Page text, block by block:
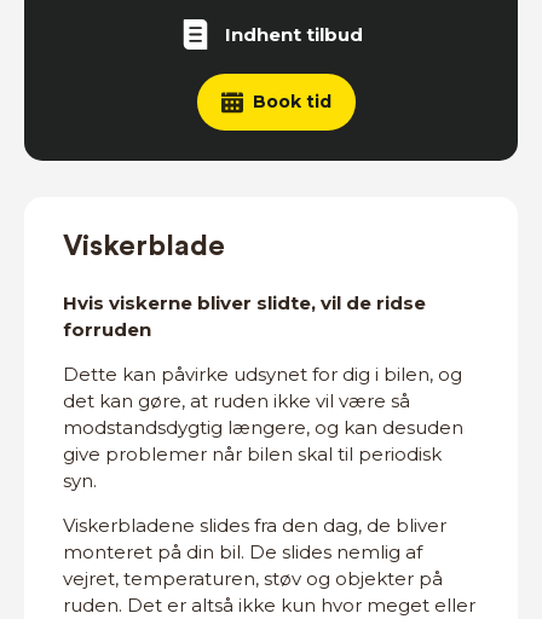
Indhent tilbud
Book tid
Viskerblade
Hvis viskerne bliver slidte, vil de ridse
forruden
Dette kan påvirke udsynet for dig i bilen, og
det kan gøre, at ruden ikke vil være så
modstandsdygtig længere, og kan desuden
give problemer når bilen skal til periodisk
syn.
Viskerbladene slides fra den dag, de bliver
monteret på din bil. De slides nemlig af
vejret, temperaturen, støv og objekter på
ruden. Det er altså ikke kun hvor meget eller